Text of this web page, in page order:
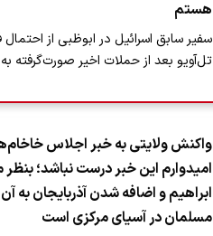
هستم
سفیر سابق اسرائیل در ابوظبی از
تل‌آویو بعد از حملات اخیر صورت‌گرفته
واکنش ولایتی به خبر اجلاس
امیدوارم این خبر درست نباشد؛
ابراهیم و اضافه شدن آذربایجان
مسلمان در آسیای مرکزی است